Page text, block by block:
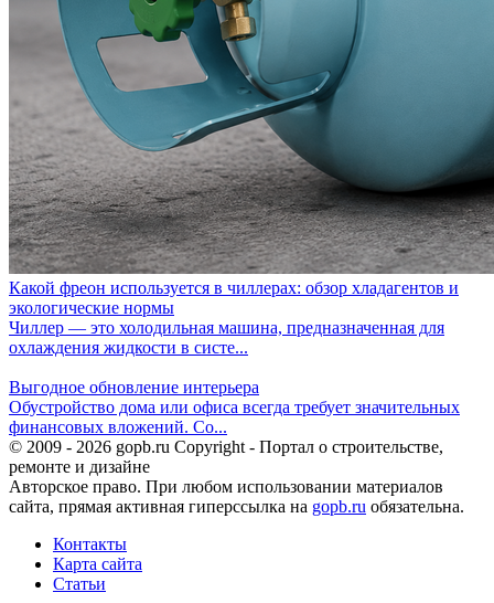
Какой фреон используется в чиллерах: обзор хладагентов и
экологические нормы
Чиллер — это холодильная машина, предназначенная для
охлаждения жидкости в систе...
Выгодное обновление интерьера
Обустройство дома или офиса всегда требует значительных
финансовых вложений. Со...
© 2009 - 2026 gopb.ru Copyright - Портал о строительстве,
ремонте и дизайне
Авторское право. При любом использовании материалов
сайта, прямая активная гиперссылка на gopb.ru обязательна.
Контакты
Карта сайта
Статьи